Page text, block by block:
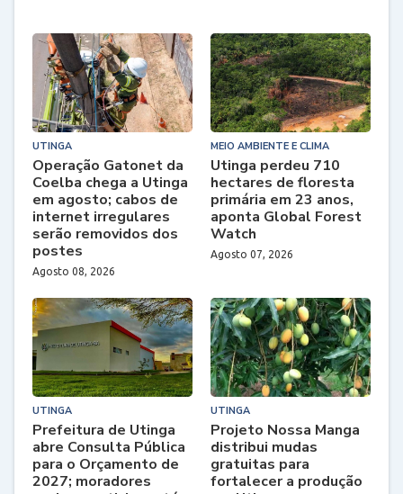
UTINGA
Operação Gatonet da
Coelba chega a Utinga
em agosto; cabos de
internet irregulares
serão removidos dos
postes
Agosto 08, 2026
MEIO AMBIENTE E CLIMA
Utinga perdeu 710
hectares de floresta
primária em 23 anos,
aponta Global Forest
Watch
Agosto 07, 2026
UTINGA
Prefeitura de Utinga
abre Consulta Pública
para o Orçamento de
2027; moradores
UTINGA
Projeto Nossa Manga
distribui mudas
gratuitas para
fortalecer a produção